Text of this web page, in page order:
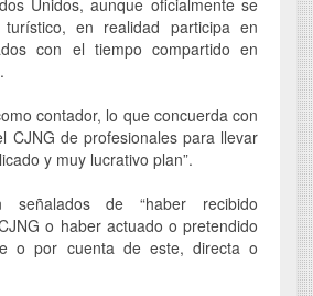
en realidad participa en
con el tiempo compartido en
contador, lo que concuerda con
CJNG de profesionales para llevar
y muy lucrativo plan”.
de “haber recibido
o haber actuado o pretendido
o por cuenta de este, directa o